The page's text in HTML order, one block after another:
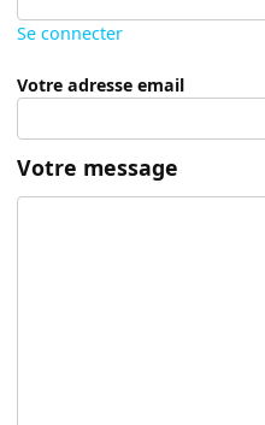
Se connecter
Votre adresse email
Votre message